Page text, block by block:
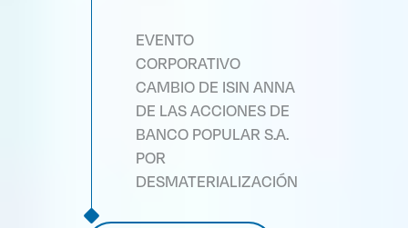
EVENTO
CORPORATIVO
CAMBIO DE ISIN ANNA
DE LAS ACCIONES DE
BANCO POPULAR S.A.
POR
DESMATERIALIZACIÓN